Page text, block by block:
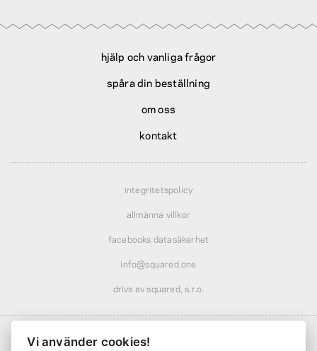
hjälp och vanliga frågor
spåra din beställning
om oss
kontakt
integritetspolicy
allmänna villkor
facebooks datasäkerhet
info@squared.one
drivs av squared, s.r.o.
Vi använder cookies!